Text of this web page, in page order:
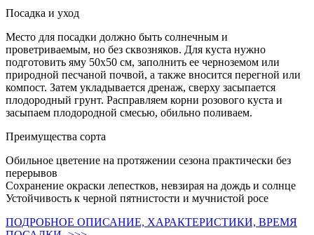
Посадка и уход
Место для посадки должно быть солнечным и
проветриваемым, но без сквозняков. Для куста нужно
подготовить яму 50х50 см, заполнить ее черноземом или
природной песчаной почвой, а также вносится перегной или
компост. Затем укладывается дренаж, сверху засыпается
плодородный грунт. Расправляем корни розового куста и
засыпаем плодородной смесью, обильно поливаем.
Преимущества сорта
Обильное цветение на протяжении сезона практически без
перерывов
Сохранение окраски лепестков, невзирая на дождь и солнце
Устойчивость к черной пятнистости и мучнистой росе
ПОДРОБНОЕ ОПИСАНИЕ, ХАРАКТЕРИСТИКИ, ВРЕМЯ